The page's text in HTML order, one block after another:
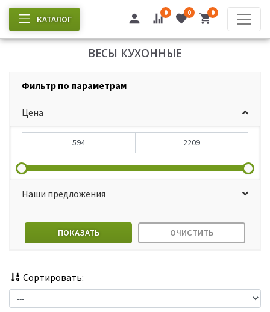
КАТАЛОГ
0 0 0
ВЕСЫ КУХОННЫЕ
Фильтр по параметрам
Цена
Наши предложения
ПОКАЗАТЬ ОЧИСТИТЬ
Сортировать: